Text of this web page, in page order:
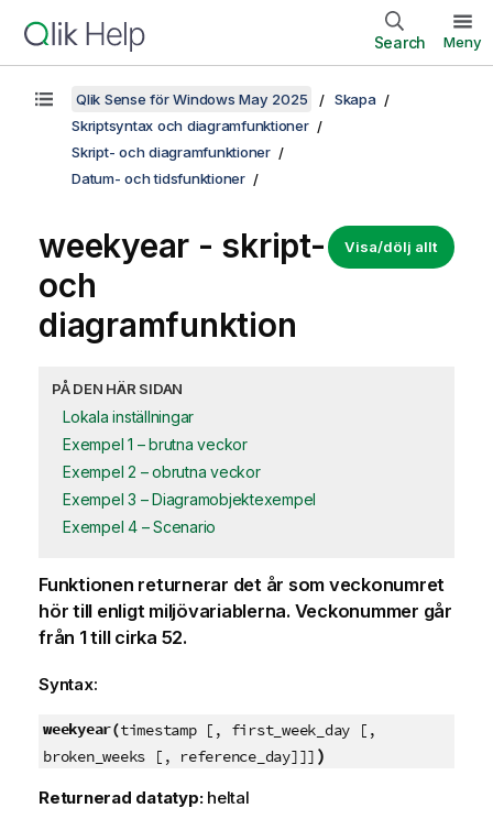
Search Meny
Qlik Sense för Windows May 2025
Skapa
Skriptsyntax och diagramfunktioner
Skript- och diagramfunktioner
Datum- och tidsfunktioner
Visa/dölj allt
weekyear - skript-
och
diagramfunktion
PÅ DEN HÄR SIDAN
Lokala inställningar
Exempel 1 – brutna veckor
Exempel 2 – obrutna veckor
Exempel 3 – Diagramobjektexempel
Exempel 4 – Scenario
Funktionen returnerar det år som veckonumret
hör till enligt miljövariablerna. Veckonummer går
från 1 till cirka 52.
Syntax:
weekyear(timestamp [, first_week_day [,
broken_weeks [, reference_day]]] )
Returnerad datatyp: heltal